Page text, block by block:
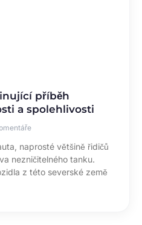
příběh
a spolehlivosti
naprosté většině řidičů
nezničitelného tanku.
z této severské země